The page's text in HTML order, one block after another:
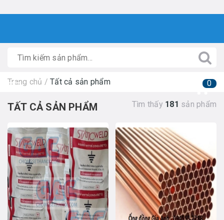
0
Trang chủ / Tất cả sản phẩm
TẤT CẢ SẢN PHẨM Tìm thấy 181 sản phẩm